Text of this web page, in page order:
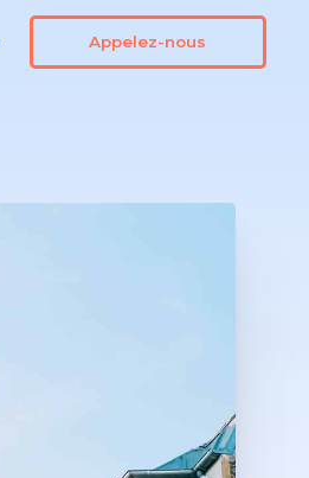
Appelez-nous